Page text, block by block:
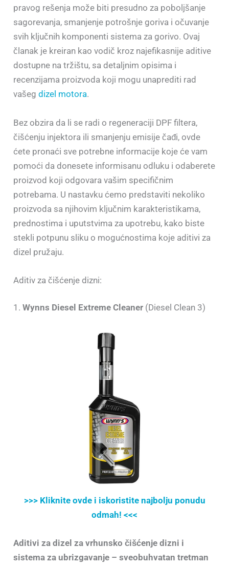
pravog rešenja može biti presudno za poboljšanje
sagorevanja, smanjenje potrošnje goriva i očuvanje
svih ključnih komponenti sistema za gorivo. Ovaj
članak je kreiran kao vodič kroz najefikasnije aditive
dostupne na tržištu, sa detaljnim opisima i
recenzijama proizvoda koji mogu unaprediti rad
vašegdizel motora.
Bez obzira da li se radi o regeneraciji DPF filtera,
čišćenju injektora ili smanjenju emisije čađi, ovde
ćete pronaći sve potrebne informacije koje će vam
pomoći da donesete informisanu odluku i odaberete
proizvod koji odgovara vašim specifičnim
potrebama. U nastavku ćemo predstaviti nekoliko
proizvoda sa njihovim ključnim karakteristikama,
prednostima i uputstvima za upotrebu, kako biste
stekli potpunu sliku o mogućnostima koje aditivi za
dizel pružaju.
Aditiv za čišćenje dizni:
1.Wynns Diesel Extreme Cleaner (Diesel Clean 3)
>>> Kliknite ovde i iskoristite najbolju ponudu
odmah! <<<
Aditivi za dizel za vrhunsko čišćenje dizni i
sistema za ubrizgavanje – sveobuhvatan tretman